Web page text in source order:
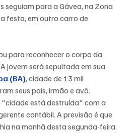
para a Gávea, na Zona
festa, em outro carro de
para reconhecer o corpo da
jovem será sepultada em sua
(BA), cidade de 13 mil
seus pais, irmão e avô.
"cidade está destruída" com a
contábil. A previsão é que
na manhã desta segunda-feira.